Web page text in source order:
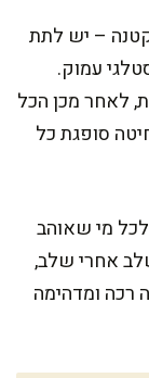
– יש לתת
עמוק.
לאחר מכן הכל
סופגת כל
מי שאוהב
אחרי שלב,
רכה ומדהימה